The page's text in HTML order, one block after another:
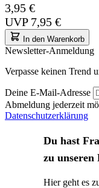
3,95 €
UVP 7,95 €
In den Warenkorb
Newsletter-Anmeldung
Verpasse keinen Trend
Deine E-Mail-Adresse
Abmeldung jederzeit
Datenschutzerklärung
Du hast
zu
Hier geht es